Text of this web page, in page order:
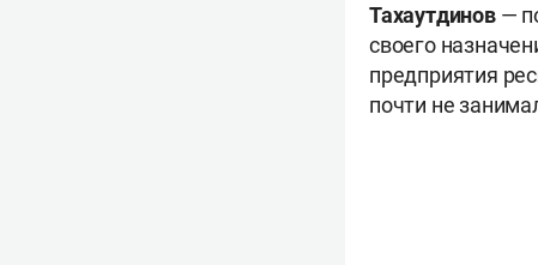
Тахаутдинов—
своего
предприятия
почти не